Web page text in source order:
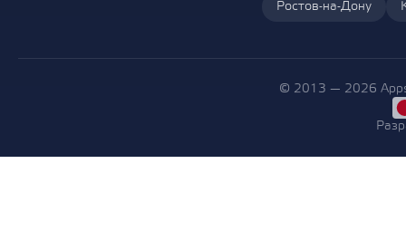
Ростов-на-Дону
© 2013 — 2026